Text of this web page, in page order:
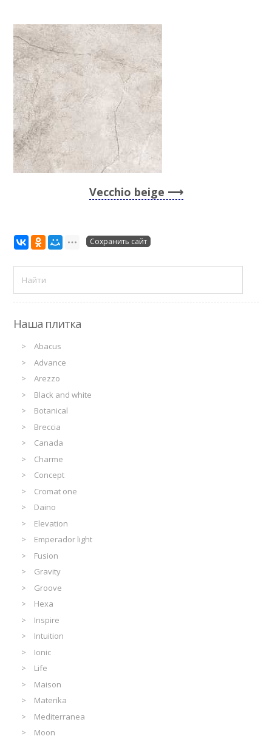
Vecchio beige
Сохранить сайт
Наша плитка
Abacus
Advance
Arezzo
Black and white
Botanical
Breccia
Canada
Charme
Concept
Cromat one
Daino
Elevation
Emperador light
Fusion
Gravity
Groove
Hexa
Inspire
Intuition
Ionic
Life
Maison
Materika
Mediterranea
Moon